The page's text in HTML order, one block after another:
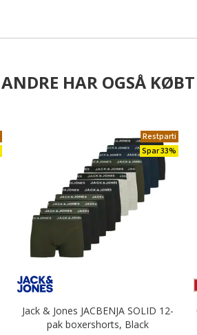
ANDRE HAR OGSÅ KØBT
Restparti
Spar 33%
Jack & Jones JACBENJA SOLID 12-
pak boxershorts, Black